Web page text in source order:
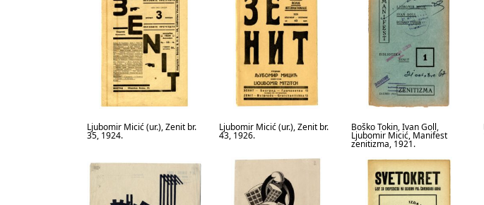
Ljubomir Micić (ur.), Zenit br.
35, 1924.
Ljubomir Micić (ur.), Zenit br.
43, 1926.
Boško Tokin, Ivan Goll,
Ljubomir Micić, Manifest
zenitizma, 1921.